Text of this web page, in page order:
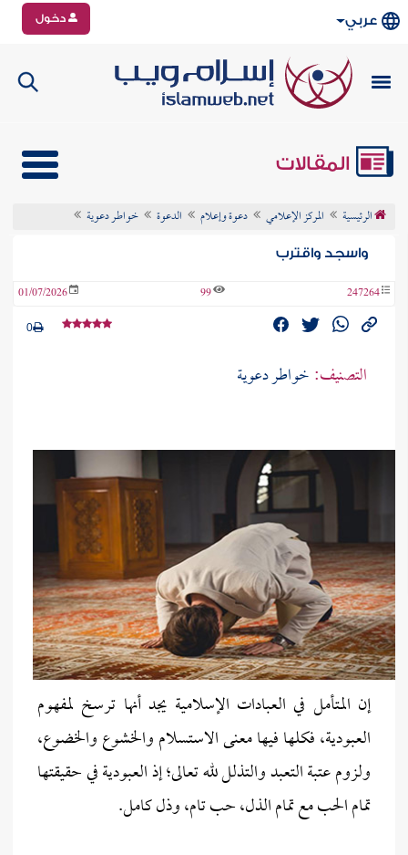
عربي دخول
المقالات
الرئيسية المركز الإعلامي دعوة وإعلام الدعوة خواطـر دعوية
واسجد واقترب
247264
99
01/07/2026
0
التصنيف:خواطـر دعوية
إن المتأمل في العبادات الإسلامية يجد أنها ترسخ لمفهوم
العبودية، فكلها فيها معنى الاستسلام والخشوع والخضوع،
ولزوم عتبة التعبد والتذلل لله تعالى؛ إذ العبودية في حقيقتها
تمام الحب مع تمام الذل، حب تام، وذل كامل.